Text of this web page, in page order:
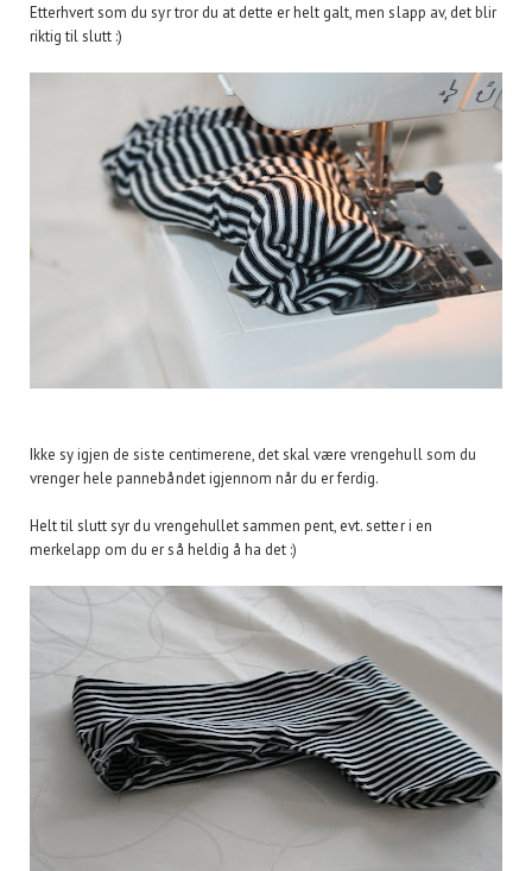
Etterhvert som du syr tror du at dette er helt galt, men slapp av, det blir
riktig til slutt :)
Ikke sy igjen de siste centimerene, det skal være vrengehull som du
vrenger hele pannebåndet igjennom når du er ferdig.
Helt til slutt syr du vrengehullet sammen pent, evt. setter i en
merkelapp om du er så heldig å ha det :)